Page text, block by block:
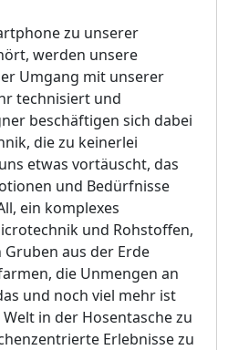
zu unserer
werden unsere
Umgang mit unserer
technisiert und
beschäftigen sich dabei
die zu keinerlei
etwas vortäuscht, das
und Bedürfnisse
ein komplexes
und Rohstoffen,
aus der Erde
die Unmengen an
und noch viel mehr ist
in der Hosentasche zu
Erlebnisse zu